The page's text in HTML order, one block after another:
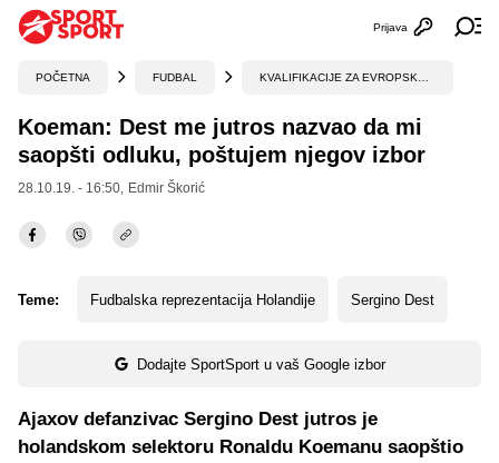
Otvori
Prijava
POČETNA FUDBAL
Koeman: Dest me jutros nazvao da mi
saopšti odluku, poštujem njegov izbor
28.10.19. - 16:50, Edmir Škorić
Teme: Fudbalska reprezentacija Holandije Sergino Dest
Dodajte SportSport u vaš Google izbor
Ajaxov defanzivac Sergino Dest jutros je
holandskom selektoru Ronaldu Koemanu saopštio